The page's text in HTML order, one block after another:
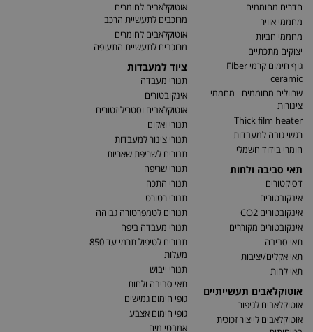
חדרים מחוממים
מחממי אוויר
מחממי חביות
יצוקים מתכתיים
גוף חימום קרמי Fiber
ceramic
שרוולים מחוממים - מחממי
צינורות
Thick film heater
רגשי גובה למעבדות
חומרי בידוד חשמלי
תאי סביבה ולחות
דסיקטורים
אינקובטורים
אינקובטורים CO2
אינקובטורים מקוררים
תאי סביבה
תאי אקלים/יציבות
תאי לחות
אוטוקלאבים תעשייתיים
אוטוקלאבים לגיפור
אוטוקלאבים לייצור זכוכית
אוטוקלאבים לחומרים
מרוכבים לתעשיית הרכב
אוטוקלאבים לחומרים
מרוכבים לתעשיית התעופה
ציוד למעבדות
תנורי מעבדה
אינקובטורים
אוטוקלאבים וסטריליזטורים
תנורי ואקום
תנורי צינור למעבדות
תנורים לשריפת שאריות
תנורי שריפה
תנורי התכה
תנורי רטורט
תנורים לטמפרטורה גבוהה
תנורי מעבדה ביפה
תנורים לטיפול תרמי עד 850
מעלות
תנורי ייבוש
תאי סביבה ולחות
גופי חימום גמישים
גופי חימום אצבע
אמבטי מים